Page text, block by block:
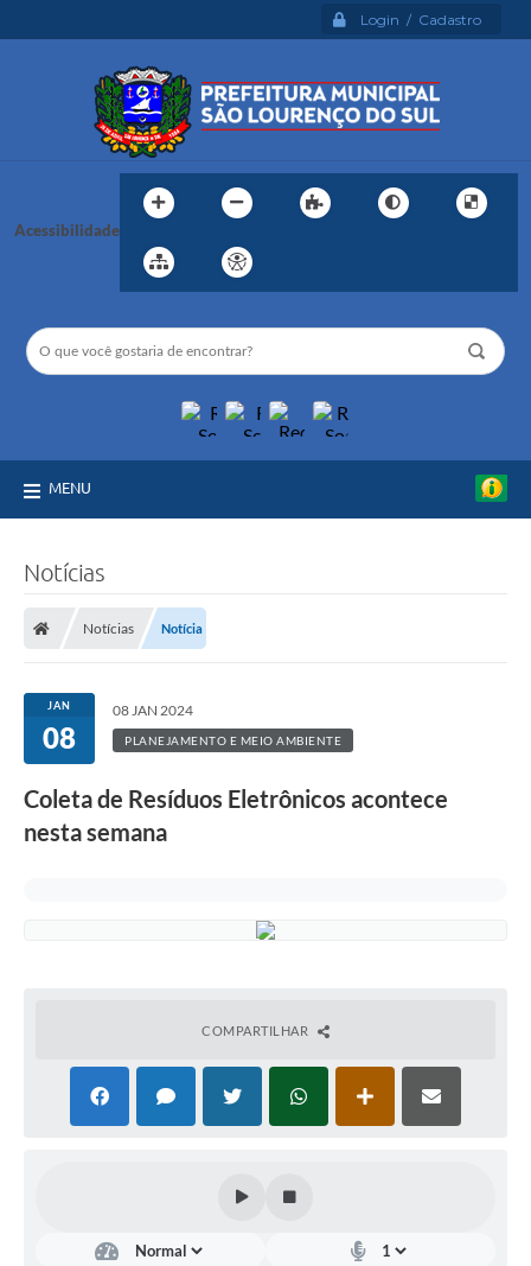
Login / Cadastro
Acessibilidade
MENU
Notícias
Notícias Notícia
JAN
08
08 JAN 2024
PLANEJAMENTO E MEIO AMBIENTE
Coleta de Resíduos Eletrônicos acontece
nesta semana
COMPARTILHAR